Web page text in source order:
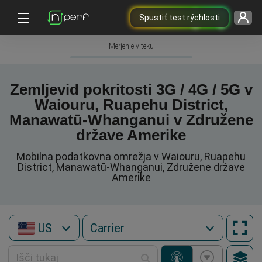
Spustiť test rýchlosti
Merjenje v teku
Zemljevid pokritosti 3G / 4G / 5G v
Waiouru, Ruapehu District,
Manawatū-Whanganui v Združene
države Amerike
Mobilna podatkovna omrežja v Waiouru, Ruapehu
District, Manawatū-Whanganui, Združene države
Amerike
US